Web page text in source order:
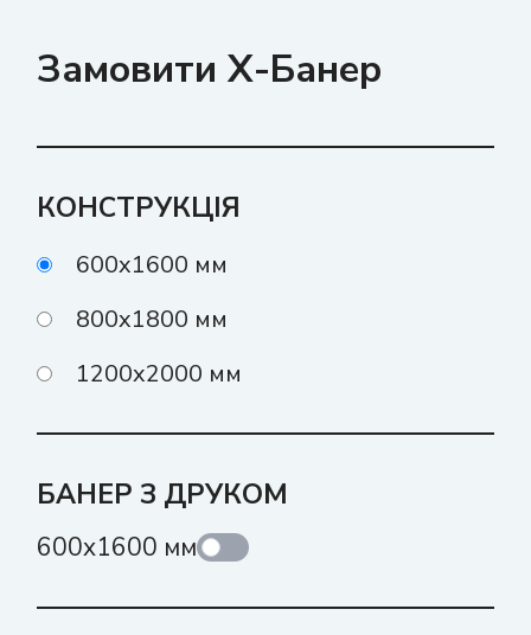
Замовити Х-Банер
КОНСТРУКЦІЯ
600x1600 мм
800x1800 мм
1200x2000 мм
БАНЕР З ДРУКОМ
600x1600 мм